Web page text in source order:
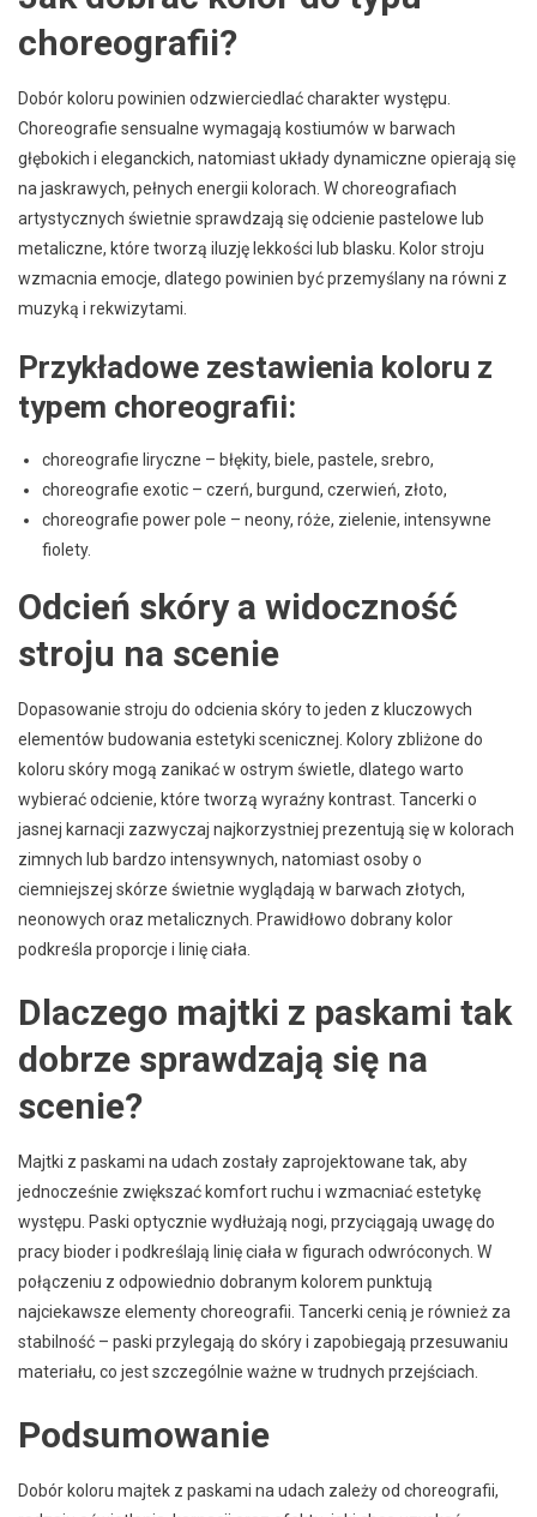
choreografii?
Dobór koloru powinien odzwierciedlać charakter występu.
Choreografie sensualne wymagają kostiumów w barwach
głębokich i eleganckich, natomiast układy dynamiczne opierają się
na jaskrawych, pełnych energii kolorach. W choreografiach
artystycznych świetnie sprawdzają się odcienie pastelowe lub
metaliczne, które tworzą iluzję lekkości lub blasku. Kolor stroju
wzmacnia emocje, dlatego powinien być przemyślany na równi z
muzyką i rekwizytami.
Przykładowe zestawienia koloru z
typem choreografii:
choreografie liryczne – błękity, biele, pastele, srebro,
choreografie exotic – czerń, burgund, czerwień, złoto,
choreografie power pole – neony, róże, zielenie, intensywne
fiolety.
Odcień skóry a widoczność
stroju na scenie
Dopasowanie stroju do odcienia skóry to jeden z kluczowych
elementów budowania estetyki scenicznej. Kolory zbliżone do
koloru skóry mogą zanikać w ostrym świetle, dlatego warto
wybierać odcienie, które tworzą wyraźny kontrast. Tancerki o
jasnej karnacji zazwyczaj najkorzystniej prezentują się w kolorach
zimnych lub bardzo intensywnych, natomiast osoby o
ciemniejszej skórze świetnie wyglądają w barwach złotych,
neonowych oraz metalicznych. Prawidłowo dobrany kolor
podkreśla proporcje i linię ciała.
Dlaczego majtki z paskami tak
dobrze sprawdzają się na
scenie?
Majtki z paskami na udach zostały zaprojektowane tak, aby
jednocześnie zwiększać komfort ruchu i wzmacniać estetykę
występu. Paski optycznie wydłużają nogi, przyciągają uwagę do
pracy bioder i podkreślają linię ciała w figurach odwróconych. W
połączeniu z odpowiednio dobranym kolorem punktują
najciekawsze elementy choreografii. Tancerki cenią je również za
stabilność – paski przylegają do skóry i zapobiegają przesuwaniu
materiału, co jest szczególnie ważne w trudnych przejściach.
Podsumowanie
Dobór koloru majtek z paskami na udach zależy od choreografii,